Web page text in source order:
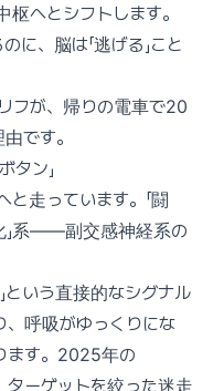
へとシフトします。
、脳は「逃げる」こと
リフが、帰りの電車で20
です。
タン」
走っています。「闘
」系——副交感神経系の
という直接的なシグナル
呼吸がゆっくりにな
ます。2025年の
ーゲットを絞った迷走